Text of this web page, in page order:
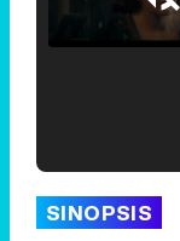
SINOPSIS